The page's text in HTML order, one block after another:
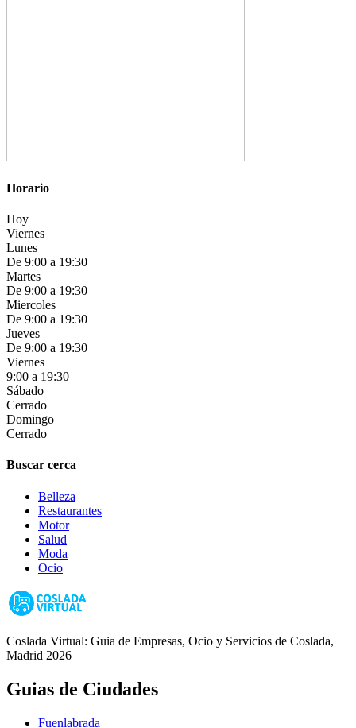
Horario
Hoy
Viernes
Lunes
De 9:00 a 19:30
Martes
De 9:00 a 19:30
Miercoles
De 9:00 a 19:30
Jueves
De 9:00 a 19:30
Viernes
9:00 a 19:30
Sábado
Cerrado
Domingo
Cerrado
Buscar cerca
Belleza
Restaurantes
Motor
Salud
Moda
Ocio
Coslada Virtual: Guia de Empresas, Ocio y Servicios de Coslada,
Madrid 2026
Guias de Ciudades
Fuenlabrada